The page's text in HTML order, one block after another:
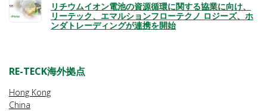
リチウムイオン電池の資源循環に関する協業に向け、
リーテック、エマルションフローテクノ ロジーズ、ホ
ンダトレーディングが連携を開始
RE-TECK海外拠点
Hong Kong
China